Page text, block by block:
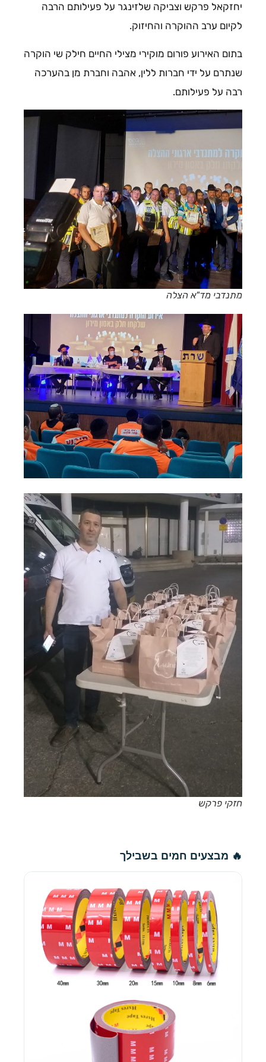
יחזקאל פרקש וצביקה שלזינגר על פעילותם הרבה
לקיום ערב ההוקרה והחיזוק.
בתום האירוע פורום מוקירי מצילי החיים חילק שי הוקרה
שנתרם על ידי חברות ללין, אהבה וחברת מן בהערכה
רבה על פעילותם.
מתנדבי מד"א הצלה
חזקי פרקש
🔥 מבצעים חמים בשבילך